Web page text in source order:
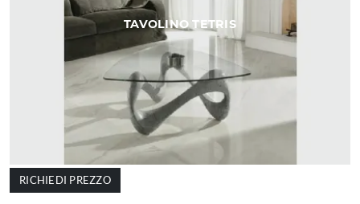
TAVOLINO TETRIS
RICHIEDI PREZZO